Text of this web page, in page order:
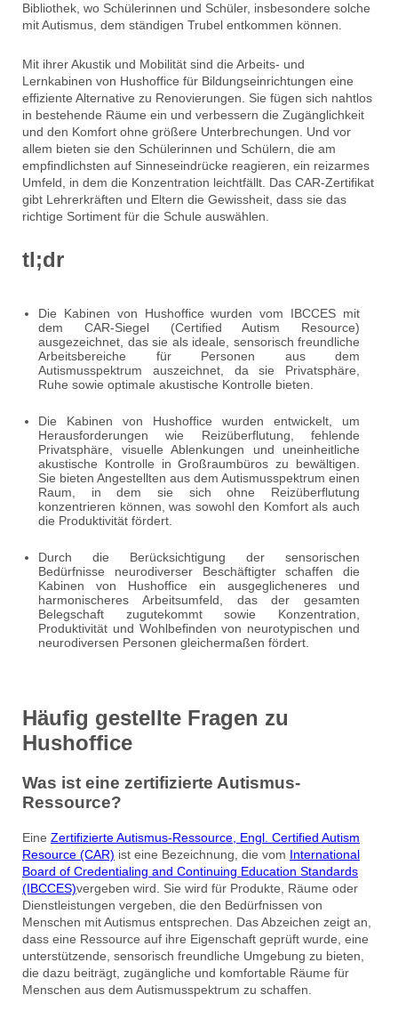
Bibliothek, wo Schülerinnen und Schüler, insbesondere solche
mit Autismus, dem ständigen Trubel entkommen können.
Mit ihrer Akustik und Mobilität sind die Arbeits- und
Lernkabinen von Hushoffice für Bildungseinrichtungen eine
effiziente Alternative zu Renovierungen. Sie fügen sich nahtlos
in bestehende Räume ein und verbessern die Zugänglichkeit
und den Komfort ohne größere Unterbrechungen. Und vor
allem bieten sie den Schülerinnen und Schülern, die am
empfindlichsten auf Sinneseindrücke reagieren, ein reizarmes
Umfeld, in dem die Konzentration leichtfällt. Das CAR-Zertifikat
gibt Lehrerkräften und Eltern die Gewissheit, dass sie das
richtige Sortiment für die Schule auswählen.
tl;dr
Die Kabinen von Hushoffice wurden vom IBCCES mit
dem CAR-Siegel (Certified Autism Resource)
ausgezeichnet, das sie als ideale, sensorisch freundliche
Arbeitsbereiche für Personen aus dem
Autismusspektrum auszeichnet, da sie Privatsphäre,
Ruhe sowie optimale akustische Kontrolle bieten.
Die Kabinen von Hushoffice wurden entwickelt, um
Herausforderungen wie Reizüberflutung, fehlende
Privatsphäre, visuelle Ablenkungen und uneinheitliche
akustische Kontrolle in Großraumbüros zu bewältigen.
Sie bieten Angestellten aus dem Autismusspektrum einen
Raum, in dem sie sich ohne Reizüberflutung
konzentrieren können, was sowohl den Komfort als auch
die Produktivität fördert.
Durch die Berücksichtigung der sensorischen
Bedürfnisse neurodiverser Beschäftigter schaffen die
Kabinen von Hushoffice ein ausgeglicheneres und
harmonischeres Arbeitsumfeld, das der gesamten
Belegschaft zugutekommt sowie Konzentration,
Produktivität und Wohlbefinden von neurotypischen und
neurodiversen Personen gleichermaßen fördert.
Häufig gestellte Fragen zu
Hushoffice
Was ist eine zertifizierte Autismus-
Ressource?
Eine Zertifizierte Autismus-Ressource, Engl. Certified Autism
Resource (CAR) ist eine Bezeichnung, die vom International
Board of Credentialing and Continuing Education Standards
(IBCCES)vergeben wird. Sie wird für Produkte, Räume oder
Dienstleistungen vergeben, die den Bedürfnissen von
Menschen mit Autismus entsprechen. Das Abzeichen zeigt an,
dass eine Ressource auf ihre Eigenschaft geprüft wurde, eine
unterstützende, sensorisch freundliche Umgebung zu bieten,
die dazu beiträgt, zugängliche und komfortable Räume für
Menschen aus dem Autismusspektrum zu schaffen.